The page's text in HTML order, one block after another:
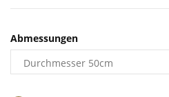
Abmessungen